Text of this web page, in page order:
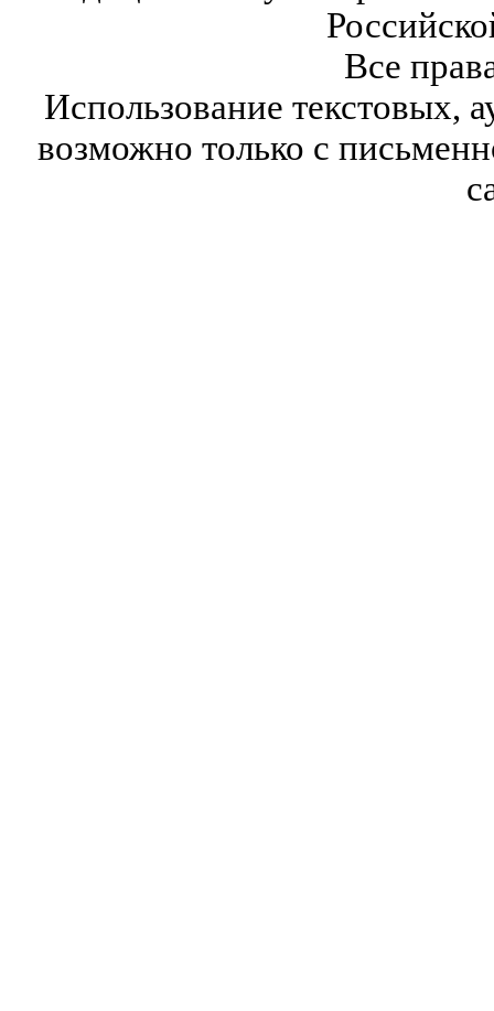
Все
Использование текстовых,
возможно только с